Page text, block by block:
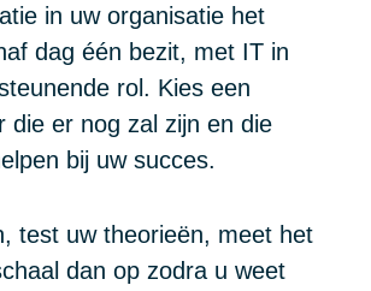
in uw organisatie het
dag één bezit, met IT in
rol. Kies een
die er nog zal zijn en die
bij uw succes.
test uw theorieën, meet het
dan op zodra u weet